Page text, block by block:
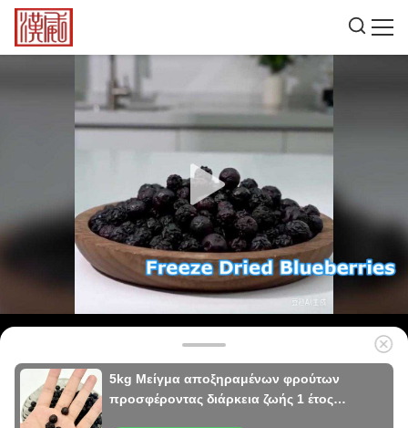
5kg Μείγμα αποξηραμένων φρούτων
προσφέροντας διάρκεια ζωής 1 έτος